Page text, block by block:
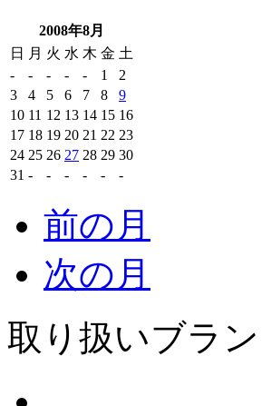
2008年8月
日
月 火 水 木 金 土
-
- - - - 1
2
3
4 5 6 7 8
9
10 11 12 13 14 15 16
17 18 19 20 21 22 23
24 25 26 27 28 29 30
31 - - - - - -
前の月
次の月
取り扱いブラ